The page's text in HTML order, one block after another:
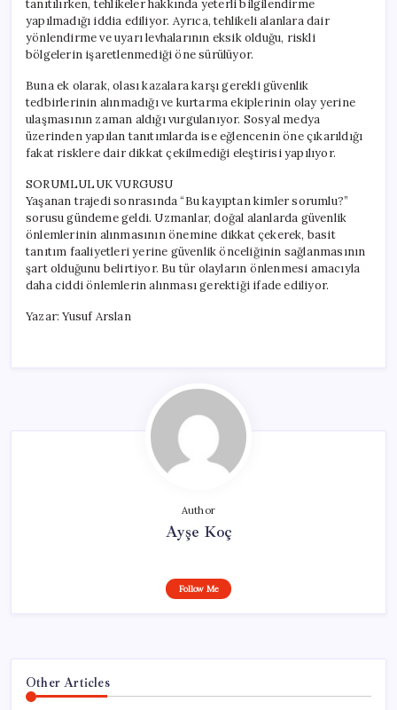
tanıtılırken, tehlikeler hakkında yeterli bilgilendirme
yapılmadığı iddia ediliyor. Ayrıca, tehlikeli alanlara dair
yönlendirme ve uyarı levhalarının eksik olduğu, riskli
bölgelerin işaretlenmediği öne sürülüyor.
Buna ek olarak, olası kazalara karşı gerekli güvenlik
tedbirlerinin alınmadığı ve kurtarma ekiplerinin olay yerine
ulaşmasının zaman aldığı vurgulanıyor. Sosyal medya
üzerinden yapılan tanıtımlarda ise eğlencenin öne çıkarıldığı
fakat risklere dair dikkat çekilmediği eleştirisi yapılıyor.
SORUMLULUK VURGUSU
Yaşanan trajedi sonrasında “Bu kayıptan kimler sorumlu?”
sorusu gündeme geldi. Uzmanlar, doğal alanlarda güvenlik
önlemlerinin alınmasının önemine dikkat çekerek, basit
tanıtım faaliyetleri yerine güvenlik önceliğinin sağlanmasının
şart olduğunu belirtiyor. Bu tür olayların önlenmesi amacıyla
daha ciddi önlemlerin alınması gerektiği ifade ediliyor.
Yazar: Yusuf Arslan
Author
Ayşe Koç
Follow Me
Other Articles